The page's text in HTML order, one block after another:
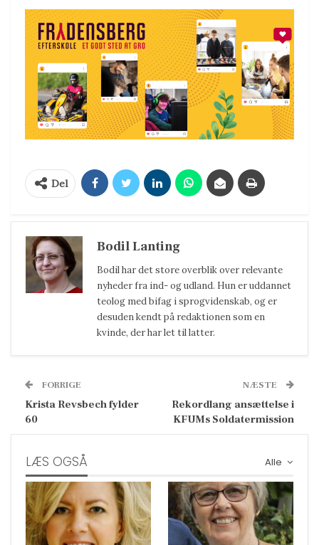
Del
Bodil Lanting
Bodil har det store overblik over relevante
nyheder fra ind- og udland. Hun er uddannet
teolog med bifag i sprogvidenskab, og er
desuden kendt på redaktionen som en
kvinde, der har let til latter.
FORRIGE
Krista Revsbech fylder
60
NÆSTE
Rekordlang ansættelse i
KFUMs Soldatermission
Alle
LÆS OGSÅ